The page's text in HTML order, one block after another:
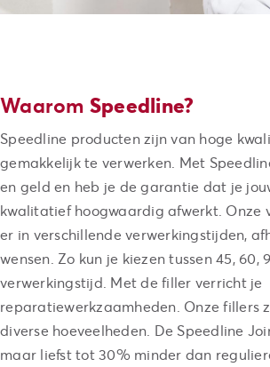
Waarom Speedline?
Speedline producten zijn van hoge
gemakkelijk te verwerken. Met
en geld en heb je de garantie dat je
kwalitatief hoogwaardig afwerkt. Onze
er in verschillende verwerkingstijden,
wensen. Zo kun je kiezen tussen 45, 60,
verwerkingstijd. Met de filler verricht je
reparatiewerkzaamheden. Onze fillers
diverse hoeveelheden. De Speedline
maar liefst tot 30% minder dan